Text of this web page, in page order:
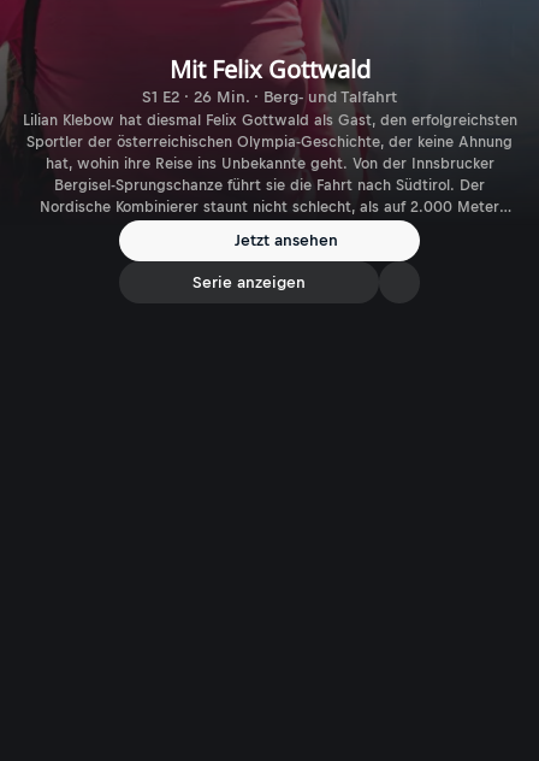
Mit Felix Gottwald
S1 E2 · 26 Min. · Berg- und Talfahrt
Lilian Klebow hat diesmal Felix Gottwald als Gast, den erfolgreichsten
Sportler der österreichischen Olympia-Geschichte, der keine Ahnung
hat, wohin ihre Reise ins Unbekannte geht. Von der Innsbrucker
Bergisel-Sprungschanze führt sie die Fahrt nach Südtirol. Der
Nordische Kombinierer staunt nicht schlecht, als auf 2.000 Meter
Seehöhe am Kulm in Sexten plötzlich Reinhold Messner vor ihm steht,
der bedeutendste Bergsteiger unserer Zeit. Zwei Grenzgänger über
Höhen und Tiefen.
Jetzt ansehen
Serie anzeigen